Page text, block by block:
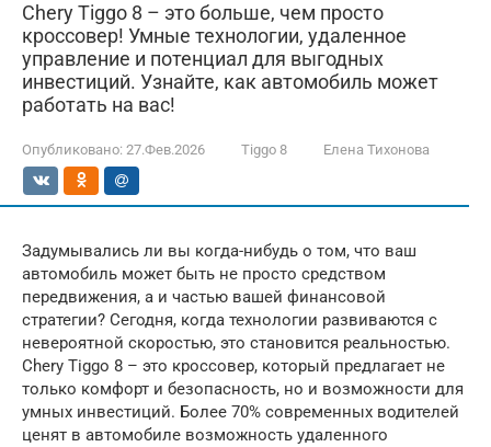
Chery Tiggo 8 – это больше, чем просто
кроссовер! Умные технологии, удаленное
управление и потенциал для выгодных
инвестиций. Узнайте, как автомобиль может
работать на вас!
Опубликовано: 27.Фев.2026 Tiggo 8 Елена Тихонова
Задумывались ли вы когда-нибудь о том, что ваш
автомобиль может быть не просто средством
передвижения, а и частью вашей финансовой
стратегии? Сегодня, когда технологии развиваются с
невероятной скоростью, это становится реальностью.
Chery Tiggo 8 – это кроссовер, который предлагает не
только комфорт и безопасность, но и возможности для
умных инвестиций. Более 70% современных водителей
ценят в автомобиле возможность удаленного